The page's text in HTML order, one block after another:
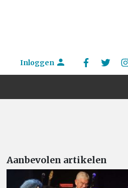
Inloggen
Aanbevolen artikelen